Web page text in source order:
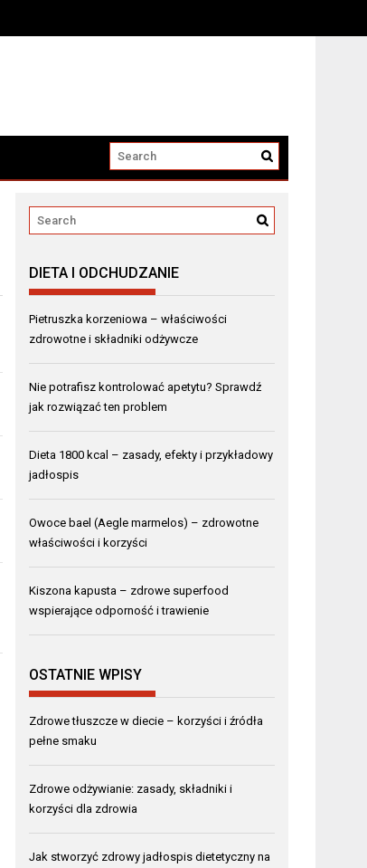
DIETA I ODCHUDZANIE
Pietruszka korzeniowa – właściwości
zdrowotne i składniki odżywcze
Nie potrafisz kontrolować apetytu? Sprawdź
jak rozwiązać ten problem
Dieta 1800 kcal – zasady, efekty i przykładowy
jadłospis
Owoce bael (Aegle marmelos) – zdrowotne
właściwości i korzyści
Kiszona kapusta – zdrowe superfood
wspierające odporność i trawienie
OSTATNIE WPISY
Zdrowe tłuszcze w diecie – korzyści i źródła
pełne smaku
Zdrowe odżywianie: zasady, składniki i
korzyści dla zdrowia
Jak stworzyć zdrowy jadłospis dietetyczny na